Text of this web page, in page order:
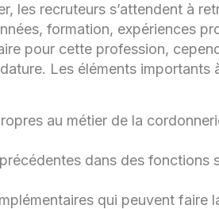
Cordonnier
du Quartier, Ville, Date
les recruteurs s’attendent à
formation, expériences
pour cette profession,
Les éléments
au métier de la
dans des fonctions
qui peuvent faire